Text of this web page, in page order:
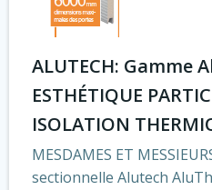
ALUTECH: Gamme
ESTHÉTIQUE
ISOLATION
MESDAMES ET
sectionnelle Alutech